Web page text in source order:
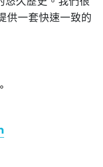
供一套快速一致的
。